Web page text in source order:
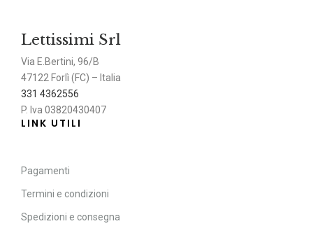
Lettissimi Srl
Via E.Bertini, 96/B
47122 Forlì (FC) – Italia
331 4362556
P. Iva 03820430407
LINK UTILI
Pagamenti
Termini e condizioni
Spedizioni e consegna